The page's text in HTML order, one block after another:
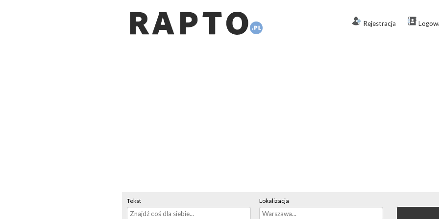
Rejestracja
Tekst Lokalizacja